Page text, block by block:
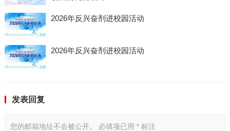
2026年反兴奋剂进校园活动
2026年反兴奋剂进校园活动
发表回复
您的邮箱地址不会被公开。 必填项已用 *标注